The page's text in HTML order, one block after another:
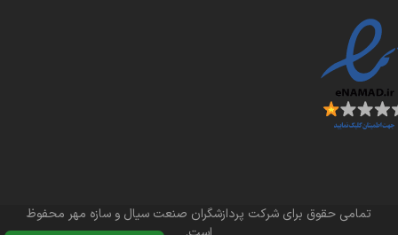
تمامی حقوق برای شرکت پردازشگران صنعت سیال و سازه مهر محفوظ